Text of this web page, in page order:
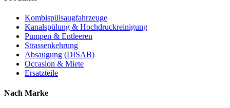
Kombispülsaugfahrzeuge
Kanalspülung & Hochdruckreinigung
Pumpen & Entleeren
Strassenkehrung
Absaugung (DISAB)
Occasion & Miete
Ersatzteile
Nach Marke